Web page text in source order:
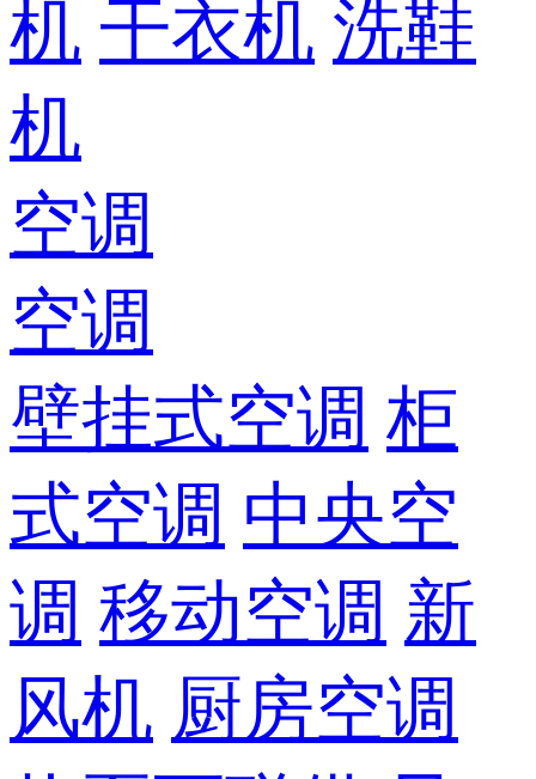
机 干衣机 洗鞋
机
空调
空调
壁挂式空调 柜
式空调 中央空
调 移动空调 新
风机 厨房空调